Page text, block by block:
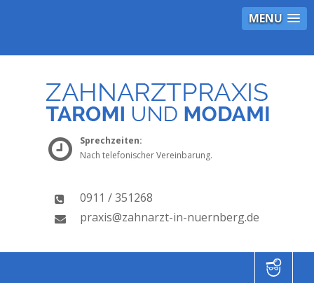
MENU
Sprechzeiten:
Nach telefonischer Vereinbarung.
0911 / 351268
praxis@zahnarzt-in-nuernberg.de